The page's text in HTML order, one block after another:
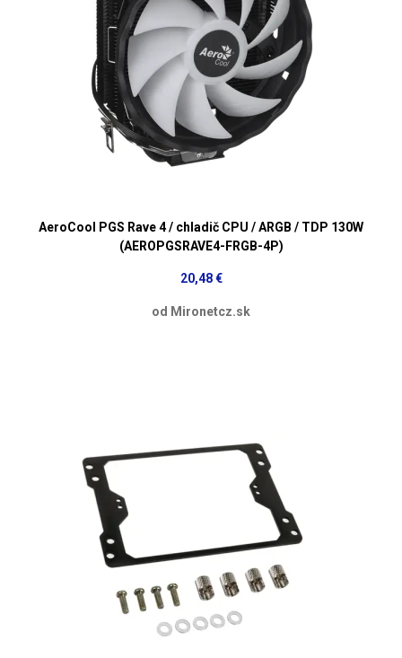
AeroCool PGS Rave 4 / chladič CPU / ARGB / TDP 130W
(AEROPGSRAVE4-FRGB-4P)
20,48 €
od Mironetcz.sk